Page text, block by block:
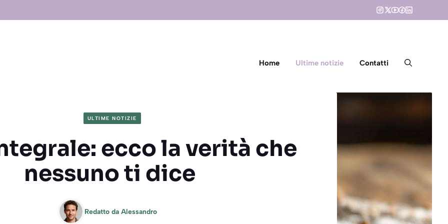
Home Ultime notizie Contatti
ULTIME NOTIZIE
ecco la verità che
nessuno ti dice
Redatto da Alessandro